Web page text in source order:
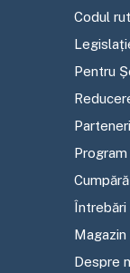
Codul
Pentru
Parteneri
Cumpără
Magazin
Despre